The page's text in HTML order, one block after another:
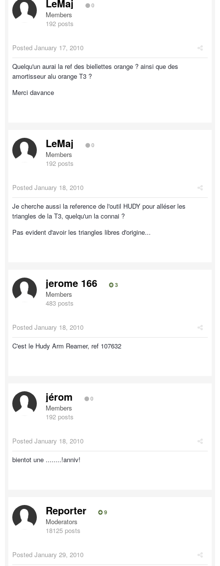
LeMaj 0
Members
192 posts
Posted January 17, 2010
Quelqu'un aurai la ref des biellettes orange ? ainsi que des
amortisseur alu orange T3 ?
Merci davance
LeMaj 0
Members
192 posts
Posted January 18, 2010
Je cherche aussi la reference de l'outil HUDY pour alléser les
triangles de la T3, quelqu'un la connai ?
Pas evident d'avoir les triangles libres d'origine...
jerome 166 3
Members
483 posts
Posted January 18, 2010
C'est le Hudy Arm Reamer, ref 107632
jérom 0
Members
192 posts
Posted January 18, 2010
bientot une ........!anniv!
Reporter 9
Moderators
18125 posts
Posted January 29, 2010